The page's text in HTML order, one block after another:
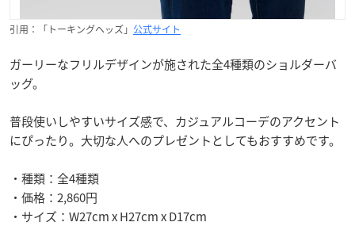
引用：「トーキングヘッズ」 公式サイト
ガーリーなフリルデザインが施された全4種類のショルダーバ
ッグ。
普段使いしやすいサイズ感で、カジュアルコーデのアクセント
にぴったり。大切な人へのプレゼントとしてもおすすめです。
・種類：全4種類
・価格：2,860円
・サイズ：W27cm x H27cm x D17cm